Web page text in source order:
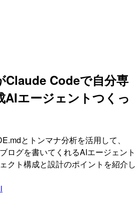
Claude Codeで自分専
AIエージェントつくっ
とトンマナ分析を活用して、
ログを書いてくれるAIエージェント
クト構成と設計のポイントを紹介し